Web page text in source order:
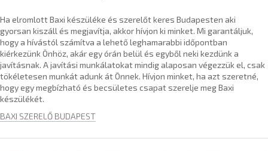
Ha elromlott Baxi készüléke és szerelőt keres Budapesten aki
gyorsan kiszáll és megjavítja, akkor hívjon ki minket. Mi garantáljuk,
hogy a hívástól számítva a lehető leghamarabbi időpontban
kiérkezünk Önhöz, akár egy órán belül és egyből neki kezdünk a
javításnak. A javítási munkálatokat mindig alaposan végezzük el, csak
tökéletesen munkát adunk át Önnek. Hívjon minket, ha azt szeretné,
hogy egy megbízható és becsületes csapat szerelje meg Baxi
készülékét.
BAXI SZERELŐ BUDAPEST